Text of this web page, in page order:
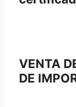
VENTA
DE